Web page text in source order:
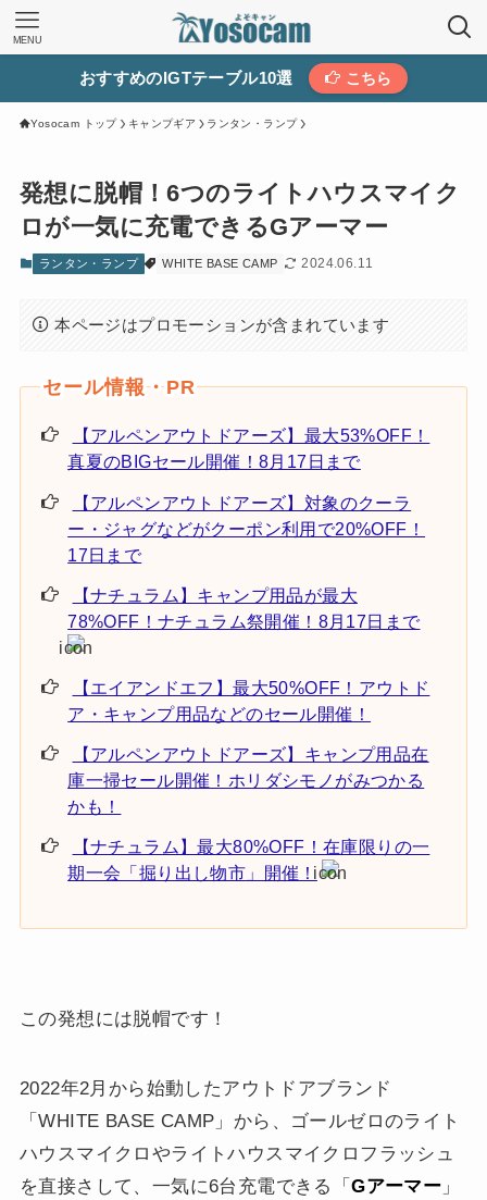
MENU
おすすめのIGTテーブル10選 こちら
Yosocam トップ キャンプギア ランタン・ランプ
発想に脱帽！6つのライトハウスマイク
ロが一気に充電できるGアーマー
ランタン・ランプ WHITE BASE CAMP 2024.06.11
本ページはプロモーションが含まれています
【アルペンアウトドアーズ】最大53%OFF！
真夏のBIGセール開催！8月17日まで
【アルペンアウトドアーズ】対象のクーラ
ー・ジャグなどがクーポン利用で20%OFF！
17日まで
【ナチュラム】キャンプ用品が最大
78%OFF！ナチュラム祭開催！8月17日まで
【エイアンドエフ】最大50%OFF！アウトド
ア・キャンプ用品などのセール開催！
【アルペンアウトドアーズ】キャンプ用品在
庫一掃セール開催！ホリダシモノがみつかる
かも！
【ナチュラム】最大80%OFF！在庫限りの一
期一会「掘り出し物市」開催！
この発想には脱帽です！
2022年2月から始動したアウトドアブランド
「WHITE BASE CAMP」から、ゴールゼロのライト
ハウスマイクロやライトハウスマイクロフラッシュ
を直接さして、一気に6台充電できる「Gアーマー 」